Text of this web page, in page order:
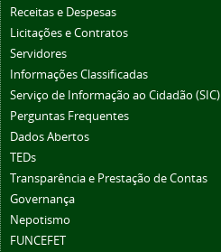
Receitas e Despesas
Licitações e Contratos
Servidores
Informações Classificadas
Serviço de Informação ao Cidadão (SIC)
Perguntas Frequentes
Dados Abertos
TEDs
Transparência e Prestação de Contas
Governança
Nepotismo
FUNCEFET